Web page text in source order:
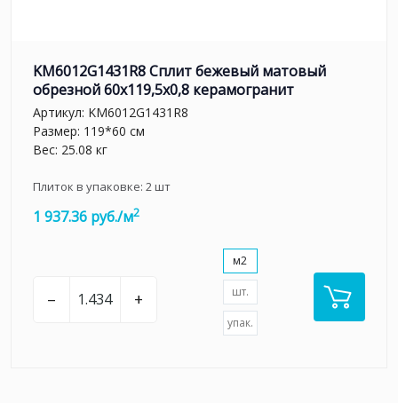
KM6012G1431R8 Сплит бежевый матовый
обрезной 60x119,5x0,8 керамогранит
Артикул: KM6012G1431R8
Размер: 119*60 см
Вес: 25.08 кг
Плиток в упаковке: 2шт
1 937.36 руб./м2
– +
м2
шт.
упак.